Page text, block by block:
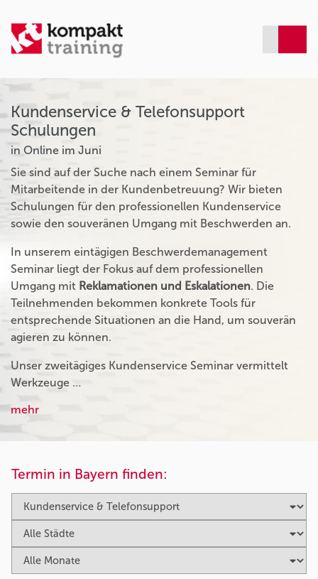
Kundenservice & Telefonsupport
Schulungen
in Online im Juni
Sie sind auf der Suche nach einem Seminar für
Mitarbeitende in der Kundenbetreuung? Wir bieten
Schulungen für den professionellen Kundenservice
sowie den souveränen Umgang mit Beschwerden an.
In unserem eintägigen Beschwerdemanagement
Seminar liegt der Fokus auf dem professionellen
Umgang mit Reklamationen und Eskalationen. Die
Teilnehmenden bekommen konkrete Tools für
entsprechende Situationen an die Hand, um souverän
agieren zu können.
Unser zweitägiges Kundenservice Seminar vermittelt
Werkzeuge …
mehr
Termin in Bayern finden: